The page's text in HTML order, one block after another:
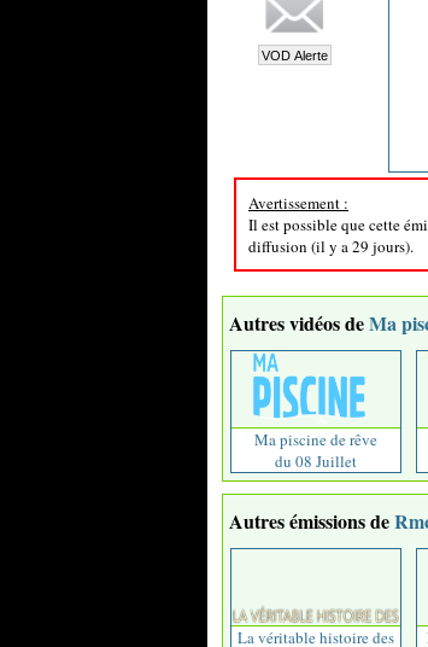
Avertissement :
Il est possible que cette
diffusion (il y a 29 jours).
Autres vidéos deMa
Ma piscine de rêve
du 08 Juillet
Autres émissions de
La véritable histoire des